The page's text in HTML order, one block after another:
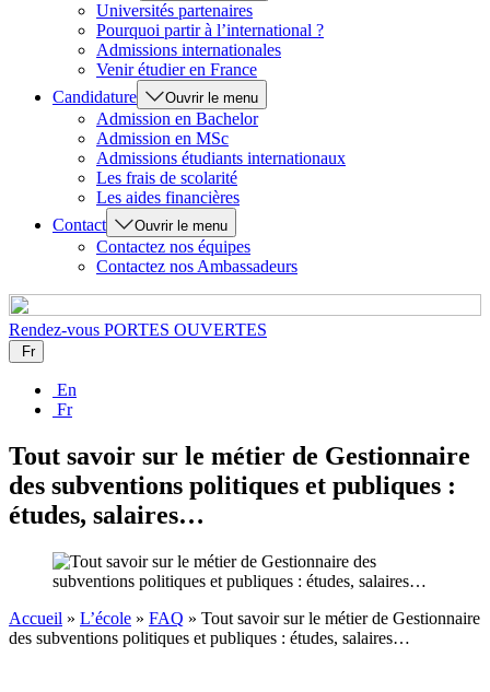
Universités partenaires
Pourquoi partir à l’international ?
Admissions internationales
Venir étudier en France
Candidature
Ouvrir le menu
Admission en Bachelor
Admission en MSc
Admissions étudiants internationaux
Les frais de scolarité
Les aides financières
Contact
Ouvrir le menu
Contactez nos équipes
Contactez nos Ambassadeurs
Rendez-vous PORTES OUVERTES
Fr
En
Fr
Tout savoir sur le métier de Gestionnaire
des subventions politiques et publiques :
études, salaires…
Accueil » L’école » FAQ » Tout savoir sur le métier de Gestionnaire
des subventions politiques et publiques : études, salaires…